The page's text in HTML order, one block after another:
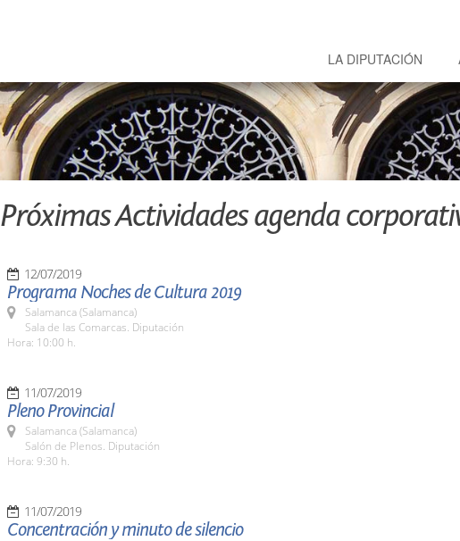
LA DIPUTACIÓN
Próximas Actividades agenda
12/07/2019
Programa Noches de Cultura 2019
Salamanca (Salamanca)
Sala de las Comarcas. Diputación
Hora: 10:00 h.
11/07/2019
Pleno Provincial
Salamanca (Salamanca)
Salón de Plenos. Diputación
Hora: 9:30 h.
11/07/2019
Concentración y minuto de silencio